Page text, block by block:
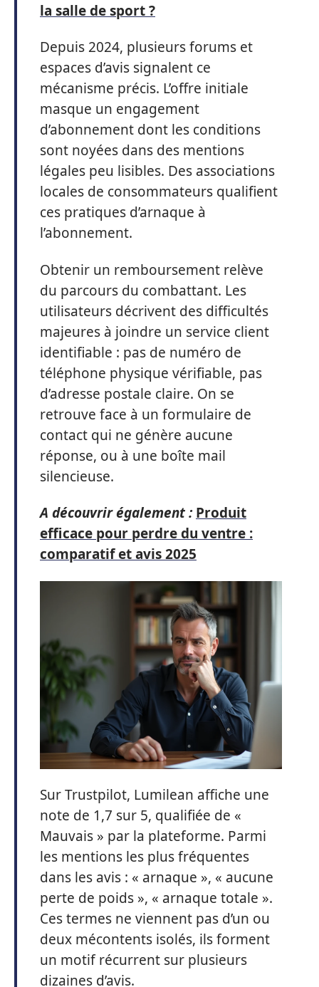
la salle de sport ?
Depuis 2024, plusieurs forums et
espaces d’avis signalent ce
mécanisme précis. L’offre initiale
masque un engagement
d’abonnement dont les conditions
sont noyées dans des mentions
légales peu lisibles. Des associations
locales de consommateurs qualifient
ces pratiques d’arnaque à
l’abonnement.
Obtenir un remboursement relève
du parcours du combattant. Les
utilisateurs décrivent des difficultés
majeures à joindre un service client
identifiable : pas de numéro de
téléphone physique vérifiable, pas
d’adresse postale claire. On se
retrouve face à un formulaire de
contact qui ne génère aucune
réponse, ou à une boîte mail
silencieuse.
A découvrir également : Produit
efficace pour perdre du ventre :
comparatif et avis 2025
Sur Trustpilot, Lumilean affiche une
note de 1,7 sur 5, qualifiée de «
Mauvais » par la plateforme. Parmi
les mentions les plus fréquentes
dans les avis : « arnaque », « aucune
perte de poids », « arnaque totale ».
Ces termes ne viennent pas d’un ou
deux mécontents isolés, ils forment
un motif récurrent sur plusieurs
dizaines d’avis.